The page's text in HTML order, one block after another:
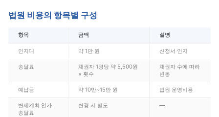
법원 비용의 항목별 구성
항목 금액 설명
인지대 약 1만 원 신청서 인지
송달료
채권자 1명당 약 5,500원
× 횟수
채권자 수에 따라
변동
예납금 약 10만~15만 원 법원 운영비용
변제계획 인가
송달료
변경 시 별도 —